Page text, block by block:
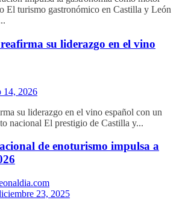
El turismo gastronómico en Castilla y León
su liderazgo en el vino
14, 2026
su liderazgo en el vino español con un
nacional El prestigio de Castilla y...
de enoturismo impulsa a
23, 2025